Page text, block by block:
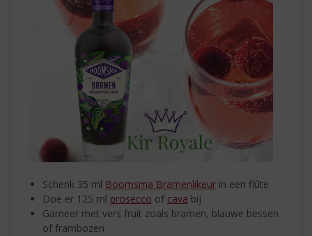
Schenk 35 ml Boomsma Bramenlikeurin een flûte
Doe er 125 ml prosecco of cava bij
Garneer met vers fruit zoals bramen, blauwe bessen
of frambozen